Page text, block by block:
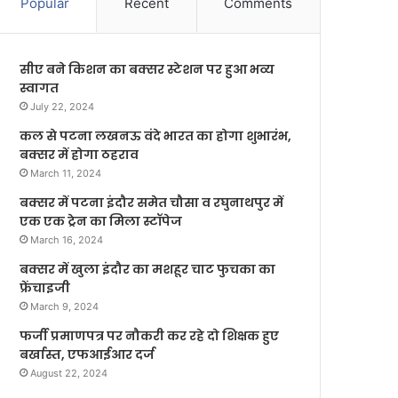
सीए बने किशन का बक्सर स्टेशन पर हुआ भव्य
स्वागत
July 22, 2024
कल से पटना लखनऊ वंदे भारत का होगा शुभारंभ,
बक्सर में होगा ठहराव
March 11, 2024
बक्सर में पटना इंदौर समेत चौसा व रघुनाथपुर में
एक एक ट्रेन का मिला स्टॉपेज
March 16, 2024
बक्सर में खुला इंदौर का मशहूर चाट फुचका का
फ्रेंचाइजी
March 9, 2024
फर्जी प्रमाणपत्र पर नौकरी कर रहे दो शिक्षक हुए
बर्खास्त, एफआईआर दर्ज
August 22, 2024